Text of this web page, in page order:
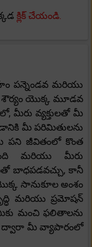
క్లిక్ చేయండి.
పన్నెండవ మరియు
శౌర్యం యొక్క మూడవ
మీరు వ్యక్తులతో మీ
మీ పరిమితులను
పని జీవితంలో కొంత
మరియు మీరు
బాధపడవచ్చు, కానీ
సానుకూల అంశం
మరియు ప్రమోషన్
మంచి ఫలితాలను
ద్వారా మీ వ్యాపారంలో